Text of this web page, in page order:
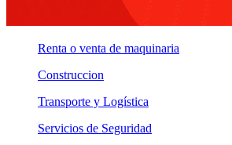
Renta o venta de maquinaria
Construccion
Transporte y Logística
Servicios de Seguridad